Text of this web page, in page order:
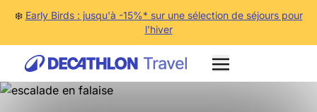
❄️ Early Birds : jusqu'à -15%* sur une sélection de séjours pour
l'hiver